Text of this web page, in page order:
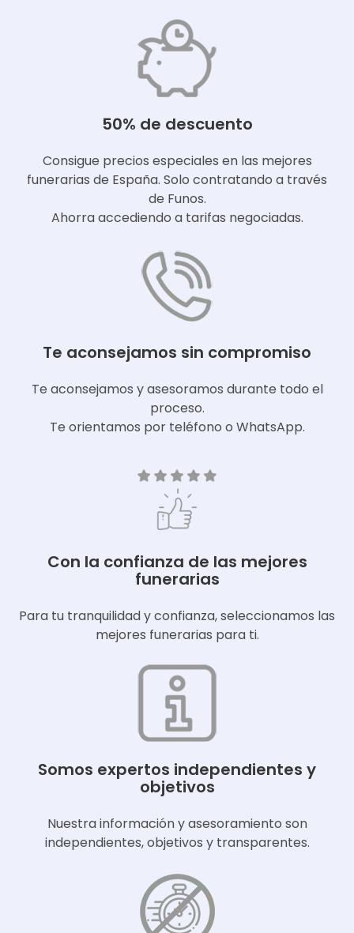
50% de descuento
Consigue precios especiales en las mejores
funerarias de España. Solo contratando a través
de Funos.
Ahorra accediendo a tarifas negociadas.
Te aconsejamos sin compromiso
Te aconsejamos y asesoramos durante todo el
proceso.
Te orientamos por teléfono o WhatsApp.
Con la confianza de las mejores
funerarias
Para tu tranquilidad y confianza, seleccionamos las
mejores funerarias para ti.
Somos expertos independientes y
objetivos
Nuestra información y asesoramiento son
independientes, objetivos y transparentes.